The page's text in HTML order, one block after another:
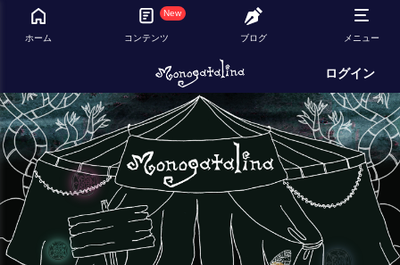
ホーム
New
コンテンツ ブログ メニュー
ログイン